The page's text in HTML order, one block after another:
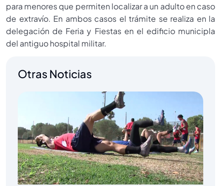
para menores que permiten localizar a un adulto en caso
de extravío. En ambos casos el trámite se realiza en la
delegación de Feria y Fiestas en el edificio municipla
del antiguo hospital militar.
Otras Noticias